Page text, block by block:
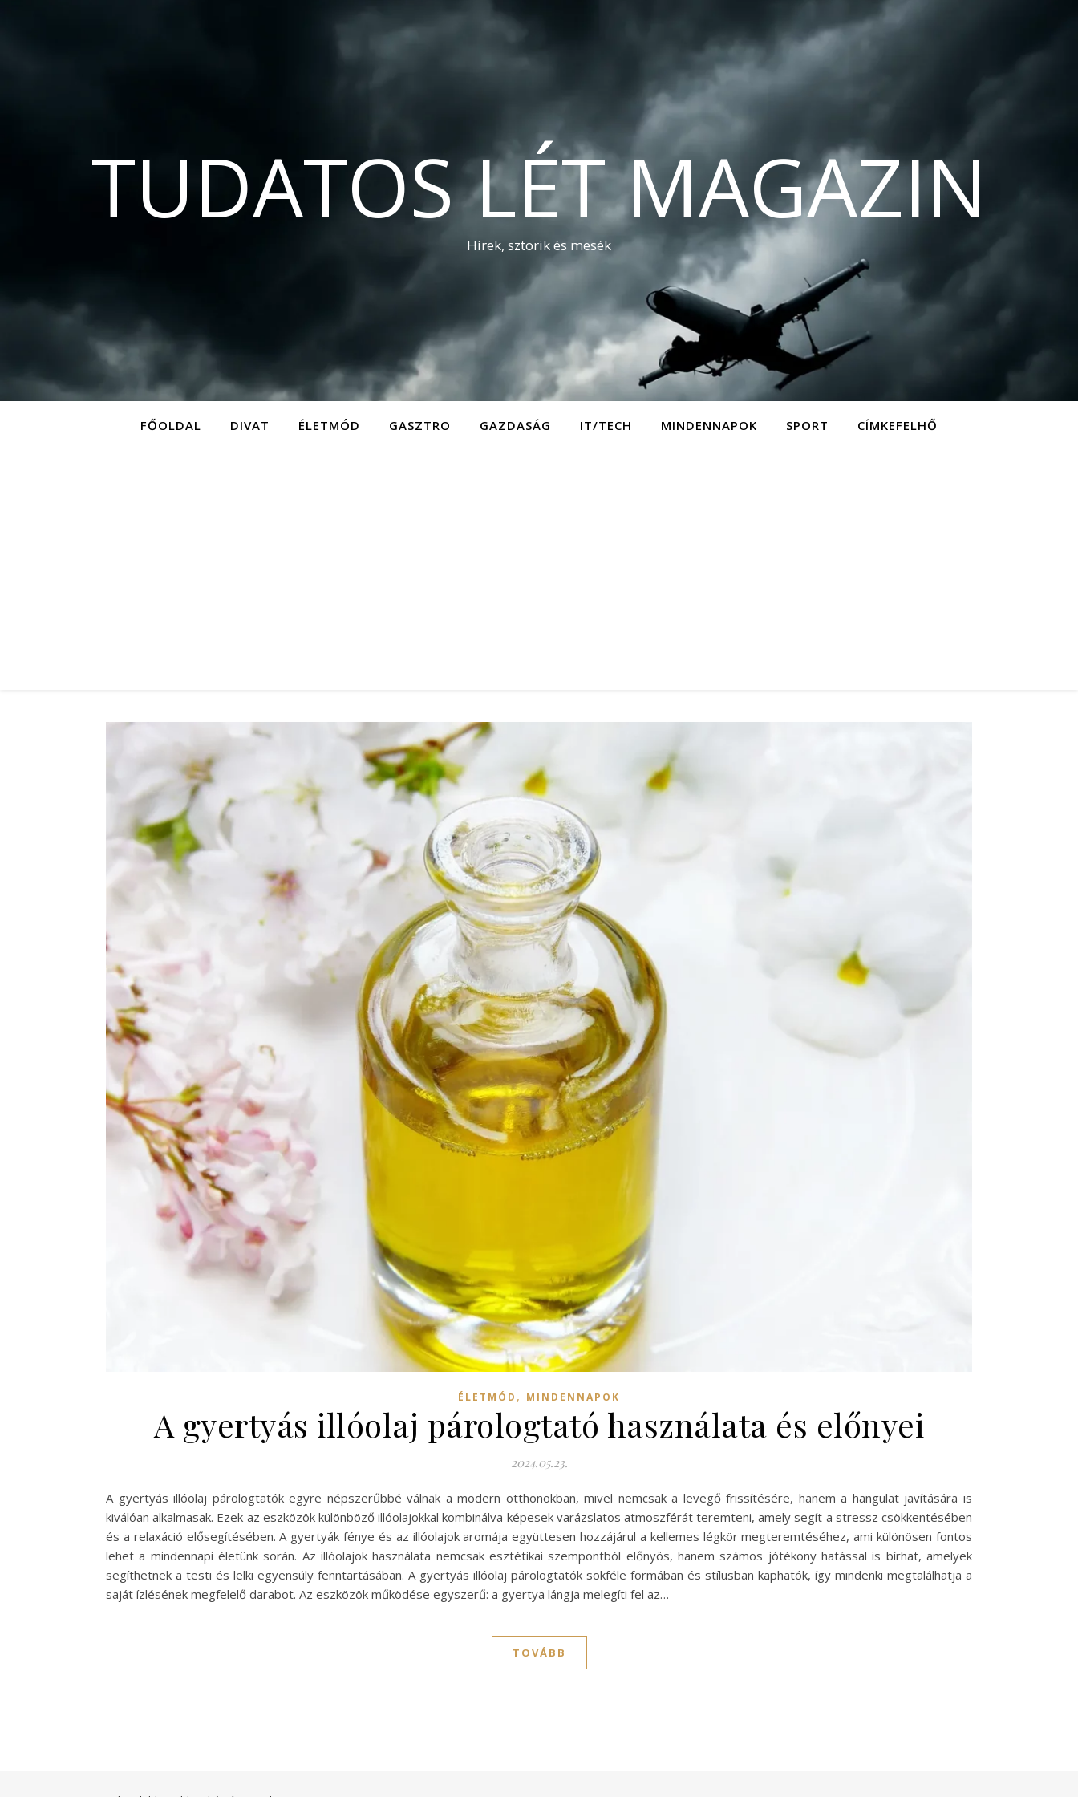
TUDATOS LÉT MAGAZIN
Hírek, sztorik és mesék
FŐOLDAL DIVAT ÉLETMÓD GASZTRO GAZDASÁG IT/TECH MINDENNAPOK SPORT CÍMKEFELHŐ
ÉLETMÓD , MINDENNAPOK
A gyertyás illóolaj párologtató használata és előnyei
2024.05.23.
A gyertyás illóolaj párologtatók egyre népszerűbbé válnak a modern otthonokban, mivel nemcsak a levegő frissítésére, hanem a hangulat javítására is
kiválóan alkalmasak. Ezek az eszközök különböző illóolajokkal kombinálva képesek varázslatos atmoszférát teremteni, amely segít a stressz csökkentésében
és a relaxáció elősegítésében. A gyertyák fénye és az illóolajok aromája együttesen hozzájárul a kellemes légkör megteremtéséhez, ami különösen fontos
lehet a mindennapi életünk során. Az illóolajok használata nemcsak esztétikai szempontból előnyös, hanem számos jótékony hatással is bírhat, amelyek
segíthetnek a testi és lelki egyensúly fenntartásában. A gyertyás illóolaj párologtatók sokféle formában és stílusban kaphatók, így mindenki megtalálhatja a
saját ízlésének megfelelő darabot. Az eszközök működése egyszerű: a gyertya lángja melegíti fel az…
TOVÁBB